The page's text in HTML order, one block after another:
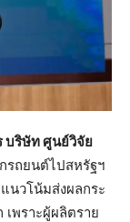
บริษัท ศูนย์วิจัย
รถยนต์ไปสหรัฐฯ
นวโน้มส่งผลกระ
พราะผู้ผลิตราย